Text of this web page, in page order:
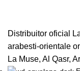
Distribuitor oficial
arabesti-orientale
La Muse, Al Qasr,